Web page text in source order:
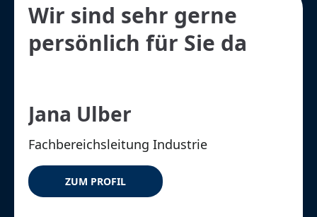
Wir sind sehr gerne
persönlich für Sie da
Jana Ulber
Fachbereichsleitung Industrie
ZUM PROFIL